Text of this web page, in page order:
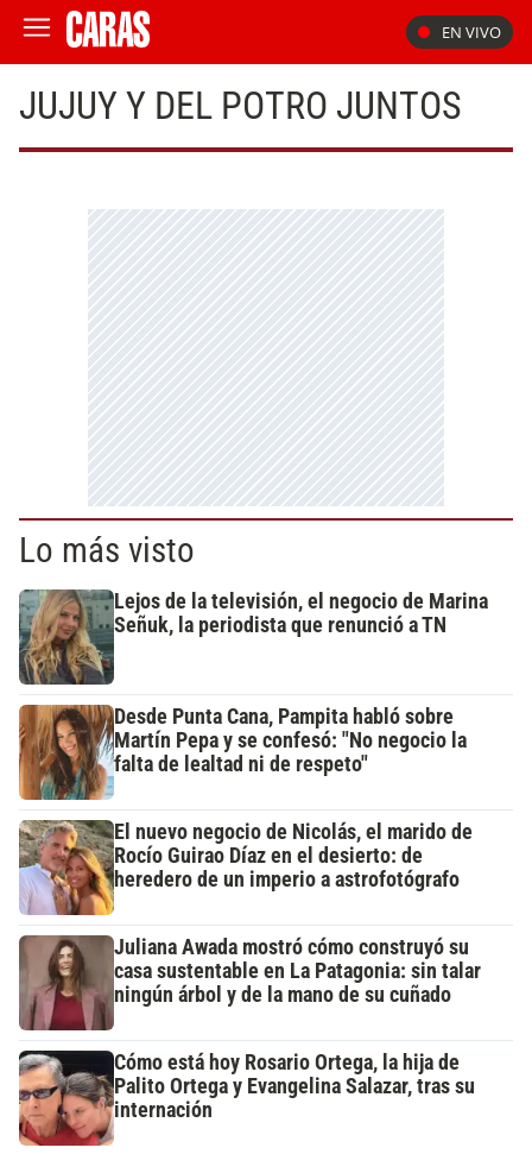
EN VIVO
JUJUY Y DEL POTRO JUNTOS
Lo más visto
Lejos de la televisión, el negocio de Marina
Señuk, la periodista que renunció a TN
Desde Punta Cana, Pampita habló sobre
Martín Pepa y se confesó: "No negocio la
falta de lealtad ni de respeto"
El nuevo negocio de Nicolás, el marido de
Rocío Guirao Díaz en el desierto: de
heredero de un imperio a astrofotógrafo
Juliana Awada mostró cómo construyó su
casa sustentable en La Patagonia: sin talar
ningún árbol y de la mano de su cuñado
Cómo está hoy Rosario Ortega, la hija de
Palito Ortega y Evangelina Salazar, tras su
internación